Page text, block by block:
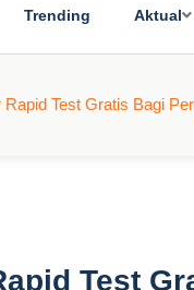
Trending Aktual
Test Gratis Bagi
Test